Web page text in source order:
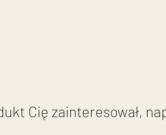
Cię zainteresował,